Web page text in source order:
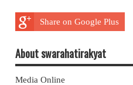
Share on Google Plus
About swarahatirakyat
Media Online